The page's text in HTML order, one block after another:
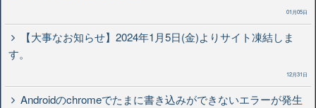
01月05日
【大事なお知らせ】2024年1月5日(金)よりサイト凍結しま
す。
12月31日
Androidのchromeでたまに書き込みができないエラーが発生